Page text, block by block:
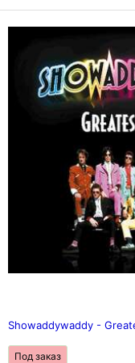
Showaddywaddy -
Под заказ